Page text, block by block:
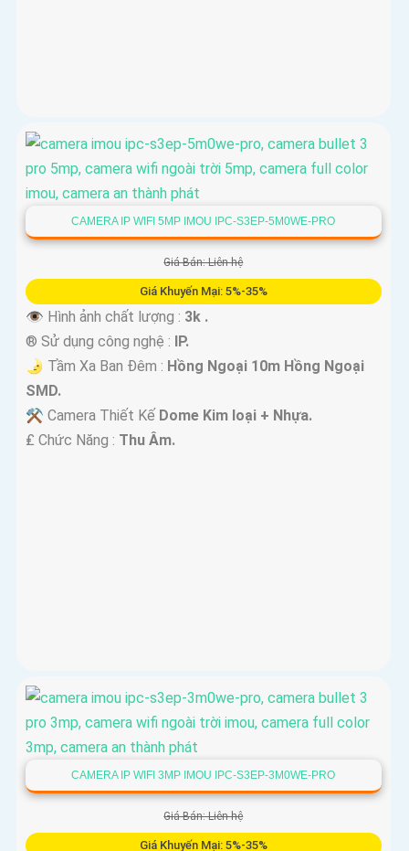
CAMERA IP WIFI 5MP IMOU IPC-S3EP-5M0WE-PRO
Giá Bán: Liên hệ
Giá Khuyến Mại: 5%-35%
👁 Hình ảnh chất lượng : 3k .
®️ Sử dụng công nghệ : IP.
🌛 Tầm Xa Ban Đêm : Hồng Ngoại 10m Hồng Ngoại
SMD.
⚒ Camera Thiết Kế Dome Kim loại + Nhựa.
️₤ Chức Năng : Thu Âm.
CAMERA IP WIFI 3MP IMOU IPC-S3EP-3M0WE-PRO
Giá Bán: Liên hệ
Giá Khuyến Mại: 5%-35%